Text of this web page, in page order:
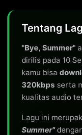
Tentang
"Bye, Summer"
dirilis pada 10
kamu bisa
320kbps serta
kualitas audio
Lagu ini
Summer"